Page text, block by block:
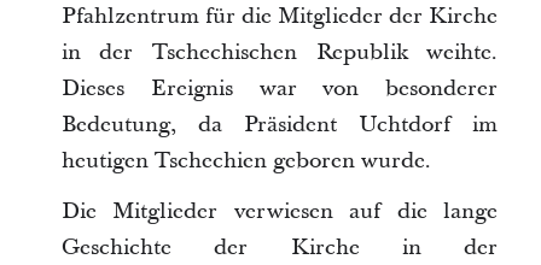
Pfahlzentrum für die Mitglieder der Kirche
in der Tschechischen Republik weihte.
Dieses Ereignis war von besonderer
Bedeutung, da Präsident Uchtdorf im
heutigen Tschechien geboren wurde.
Die Mitglieder verwiesen auf die lange
Geschichte der Kirche in der